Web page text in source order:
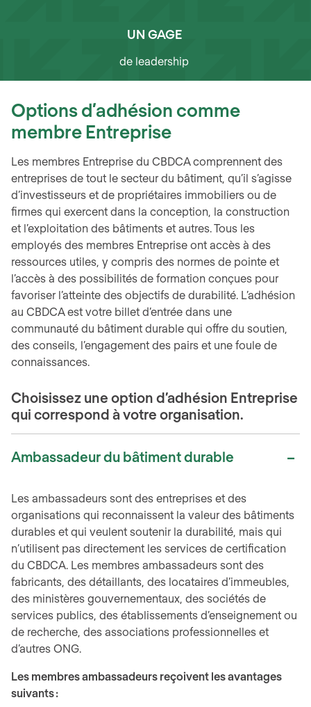
UN GAGE
de leadership
Options d’adhésion comme
membre Entreprise
Les membres Entreprise du CBDCA comprennent des
entreprises de tout le secteur du bâtiment, qu’il s’agisse
d’investisseurs et de propriétaires immobiliers ou de
firmes qui exercent dans la conception, la construction
et l’exploitation des bâtiments et autres. Tous les
employés des membres Entreprise ont accès à des
ressources utiles, y compris des normes de pointe et
l’accès à des possibilités de formation conçues pour
favoriser l’atteinte des objectifs de durabilité. L’adhésion
au CBDCA est votre billet d’entrée dans une
communauté du bâtiment durable qui offre du soutien,
des conseils, l’engagement des pairs et une foule de
connaissances.
Choisissez une option d’adhésion Entreprise
qui correspond à votre organisation.
Ambassadeur du bâtiment durable
Les ambassadeurs sont des entreprises et des
organisations qui reconnaissent la valeur des bâtiments
durables et qui veulent soutenir la durabilité, mais qui
n’utilisent pas directement les services de certification
du CBDCA. Les membres ambassadeurs sont des
fabricants, des détaillants, des locataires d’immeubles,
des ministères gouvernementaux, des sociétés de
services publics, des établissements d’enseignement ou
de recherche, des associations professionnelles et
d’autres ONG.
Les membres ambassadeurs reçoivent les avantages
suivants :